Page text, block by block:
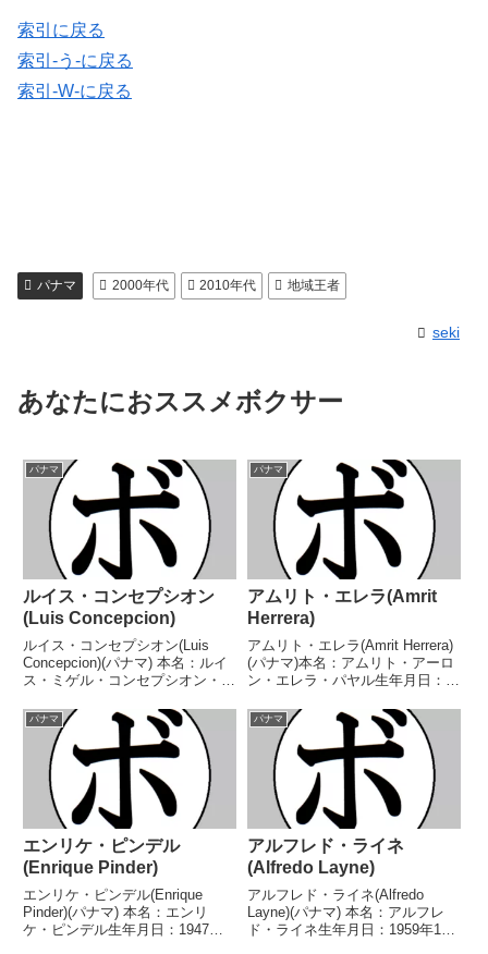
索引に戻る
索引-う-に戻る
索引-W-に戻る
パナマ 2000年代 2010年代 地域王者
seki
あなたにおススメボクサー
パナマ
ルイス・コンセプシオン
(Luis Concepcion)
ルイス・コンセプシオン(Luis
Concepcion)(パナマ) 本名：ルイ
ス・ミゲル・コンセプシオン・モ
月6日国籍：パナマ戦績：52戦40
勝(29KO)12敗 【獲得タイトル】
WBAボリビア地域スーパー...
パナマ
アムリト・エレラ(Amrit
Herrera)
アムリト・エレラ(Amrit Herrera)
(パナマ)本名：アムリト・アーロ
ン・エレラ・パヤル生年月日：
績：15戦10勝(4KO)4敗1無効試合
【獲得タイトル】パナマライトフ
ライ級王座WBC中央アメリカ
ラ...
パナマ
エンリケ・ピンデル
(Enrique Pinder)
エンリケ・ピンデル(Enrique
Pinder)(パナマ) 本名：エンリ
ケ・ピンデル生年月日：1947年8
パナマ
アルフレド・ライネ
(Alfredo Layne)
アルフレド・ライネ(Alfredo
Layne)(パナマ) 本名：アルフレ
ド・ライネ生年月日：1959年10